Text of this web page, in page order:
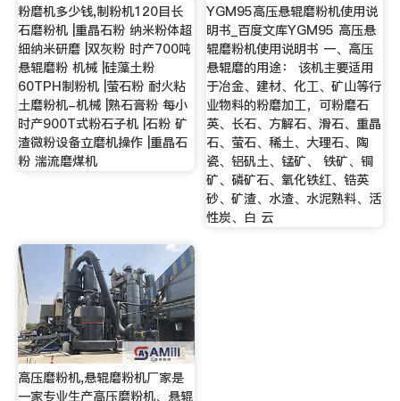
粉磨机多少钱,制粉机120目长
石磨粉机 |重晶石粉 纳米粉体超
细纳米研磨 |双灰粉 时产700吨
悬辊磨粉 机械 |硅藻土粉
60TPH制粉机 |萤石粉 耐火粘
土磨粉机-机械 |熟石膏粉 每小
时产900T式粉石子机 |石粉 矿
渣微粉设备立磨机操作 |重晶石
粉 湍流磨煤机
YGM95高压悬辊磨粉机使用说
明书_百度文库YGM95 高压悬
辊磨粉机使用说明书 一、高压
悬辊磨的用途： 该机主要适用
于冶金、建材、化工、矿山等行
业物料的粉磨加工，可粉磨石
英、长石、方解石、滑石、重晶
石、萤石、稀土、大理石、陶
瓷、铝矾土、锰矿、 铁矿、铜
矿、磷矿石、氧化铁红、锆英
砂、矿渣、水渣、水泥熟料、活
性炭、白 云
高压磨粉机,悬辊磨粉机厂家是
一家专业生产高压磨粉机、悬辊